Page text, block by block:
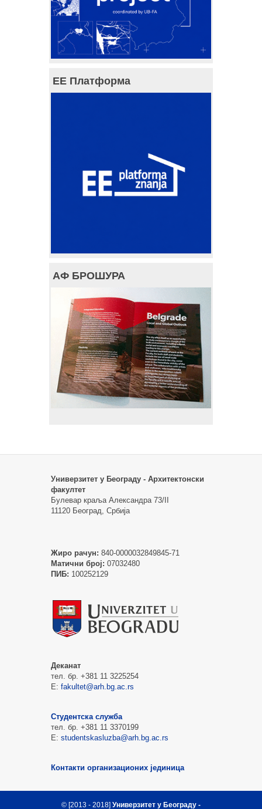
ЕЕ Платформа
АФ БРОШУРА
Универзитет у Београду - Архитектонски
факултет
Булевар краља Александра 73/II
11120 Београд, Србија
Жиро рачун: 840-0000032849845-71
Матични број: 07032480
ПИБ: 100252129
Деканат
тел. бр. +381 11 3225254
Е: fakultet@arh.bg.ac.rs
Студентска служба
тел. бр. +381 11 3370199
Е: studentskasluzba@arh.bg.ac.rs
Контакти организационих јединица
© [2013 - 2018] Универзитет у Београду -